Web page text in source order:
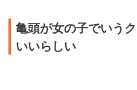
亀頭が女の子でいう
いいらしい